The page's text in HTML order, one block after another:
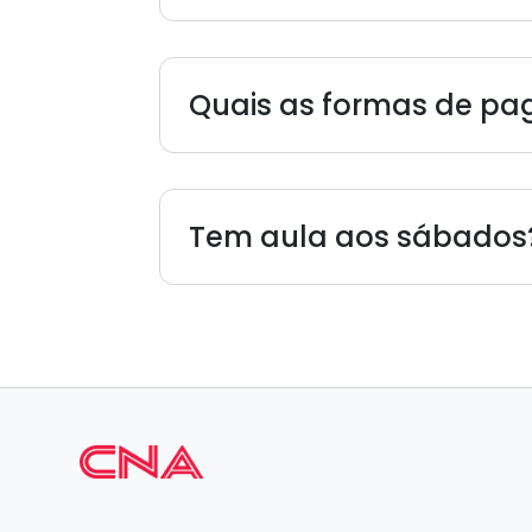
Quais as formas de
Tem aula aos